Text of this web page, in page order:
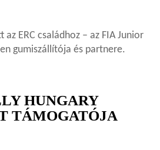
ERC családhoz – az FIA Junior
gumiszállítója és partnere.
HUNGARY
TÁMOGATÓJA